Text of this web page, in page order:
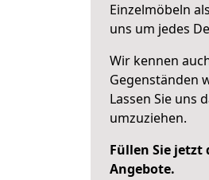
Einzelmöbeln
uns um jedes
Wir kennen
Gegenständen
Lassen Sie uns
umzuziehen.
Füllen Sie jetzt
Angebote.